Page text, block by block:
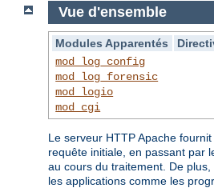
Vue d'ensemble
Modules Apparentés
mod_log_config
mod_log_forensic
mod_logio
mod_cgi
Le serveur HTTP Apache
requête initiale, en passant par
au cours du traitement. De
les applications comme les